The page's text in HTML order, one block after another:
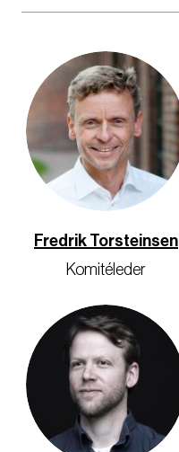
Fredrik Torsteinsen
Komitéleder